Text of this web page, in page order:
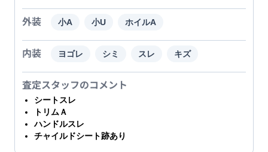
外装 小A 小U ホイルA
内装 ヨゴレ シミ スレ キズ
査定スタッフのコメント
シートスレ
トリムＡ
ハンドルスレ
チャイルドシート跡あり